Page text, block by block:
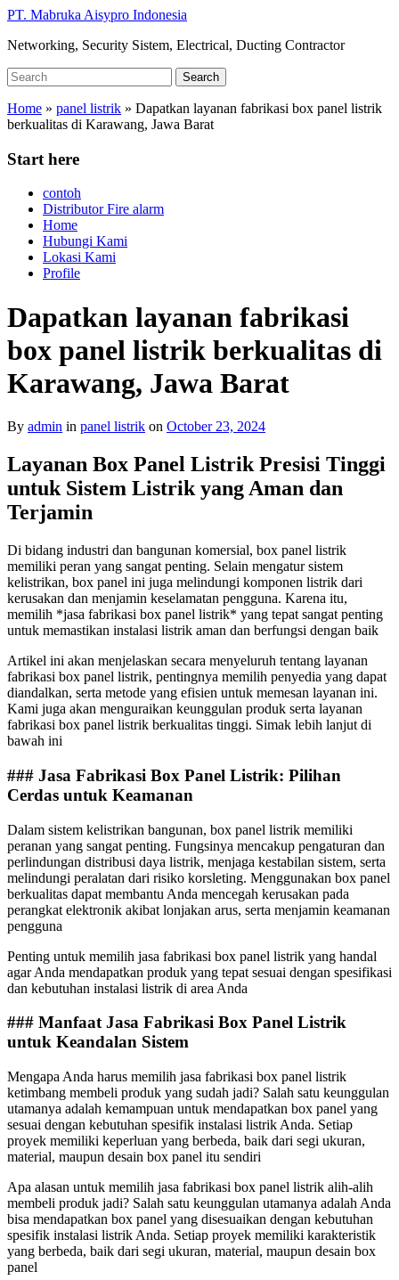
Skip
main
PT. Mabruka Aisypro Indonesia
Networking, Security Sistem, Electrical, Ducting Contractor
Search
for:
Search
Home » panel listrik » Dapatkan layanan fabrikasi box panel listrik
berkualitas di Karawang, Jawa Barat
Start here
contoh
Distributor Fire alarm
Home
Hubungi Kami
Lokasi Kami
Profile
Dapatkan layanan fabrikasi
box panel listrik berkualitas di
Karawang, Jawa Barat
By admin in panel listrik on October 23, 2024
Layanan Box Panel Listrik Presisi Tinggi
untuk Sistem Listrik yang Aman dan
Terjamin
Di bidang industri dan bangunan komersial, box panel listrik
memiliki peran yang sangat penting. Selain mengatur sistem
kelistrikan, box panel ini juga melindungi komponen listrik dari
kerusakan dan menjamin keselamatan pengguna. Karena itu,
memilih *jasa fabrikasi box panel listrik* yang tepat sangat penting
untuk memastikan instalasi listrik aman dan berfungsi dengan baik
Artikel ini akan menjelaskan secara menyeluruh tentang layanan
fabrikasi box panel listrik, pentingnya memilih penyedia yang dapat
diandalkan, serta metode yang efisien untuk memesan layanan ini.
Kami juga akan menguraikan keunggulan produk serta layanan
fabrikasi box panel listrik berkualitas tinggi. Simak lebih lanjut di
bawah ini
### Jasa Fabrikasi Box Panel Listrik: Pilihan
Cerdas untuk Keamanan
Dalam sistem kelistrikan bangunan, box panel listrik memiliki
peranan yang sangat penting. Fungsinya mencakup pengaturan dan
perlindungan distribusi daya listrik, menjaga kestabilan sistem, serta
melindungi peralatan dari risiko korsleting. Menggunakan box panel
berkualitas dapat membantu Anda mencegah kerusakan pada
perangkat elektronik akibat lonjakan arus, serta menjamin keamanan
pengguna
Penting untuk memilih jasa fabrikasi box panel listrik yang handal
agar Anda mendapatkan produk yang tepat sesuai dengan spesifikasi
dan kebutuhan instalasi listrik di area Anda
### Manfaat Jasa Fabrikasi Box Panel Listrik
untuk Keandalan Sistem
Mengapa Anda harus memilih jasa fabrikasi box panel listrik
ketimbang membeli produk yang sudah jadi? Salah satu keunggulan
utamanya adalah kemampuan untuk mendapatkan box panel yang
sesuai dengan kebutuhan spesifik instalasi listrik Anda. Setiap
proyek memiliki keperluan yang berbeda, baik dari segi ukuran,
material, maupun desain box panel itu sendiri
Apa alasan untuk memilih jasa fabrikasi box panel listrik alih-alih
membeli produk jadi? Salah satu keunggulan utamanya adalah Anda
bisa mendapatkan box panel yang disesuaikan dengan kebutuhan
spesifik instalasi listrik Anda. Setiap proyek memiliki karakteristik
yang berbeda, baik dari segi ukuran, material, maupun desain box
panel